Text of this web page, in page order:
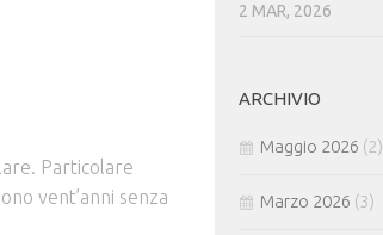
Particolare
vent’anni senza
2 MAR, 2026
ARCHIVIO
Maggio 2026 (2)
Marzo 2026 (3)